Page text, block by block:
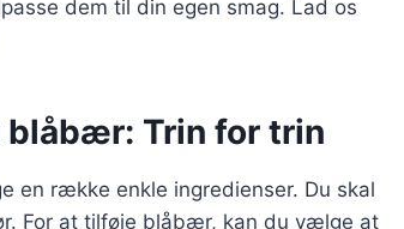
dem til din egen smag. Lad os
blåbær: Trin for trin
en række enkle ingredienser. Du skal
For at tilføje blåbær, kan du vælge at